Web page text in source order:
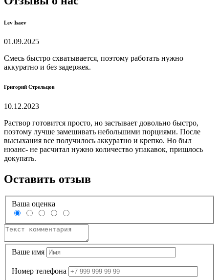
Lev Isaev
01.09.2025
Смесь быстро схватывается, поэтому работать нужно
аккуратно и без задержек.
Григорий Стрельцов
10.12.2023
Раствор готовится просто, но застывает довольно быстро,
поэтому лучше замешивать небольшими порциями. После
высыхания все получилось аккуратно и крепко. Но был
нюанс- не расчитал нужно количество упакавок, пришлось
докупать.
Оставить отзыв
Ваша оценка
Ваше имя
Номер телефона